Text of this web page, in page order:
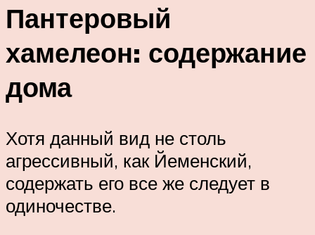
Пантеровый
хамелеон: содержание
дома
Хотя данный вид не столь
агрессивный, как Йеменский,
содержать его все же следует в
одиночестве.